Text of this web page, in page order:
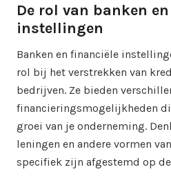
De rol van banken
instellingen
Banken en financiële
rol bij het verstrekken van
bedrijven. Ze bieden
financieringsmogelijkheden
groei van je onderneming.
leningen en andere vormen
specifiek zijn afgestemd op